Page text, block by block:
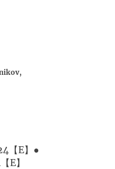
17.01.2024【
E】